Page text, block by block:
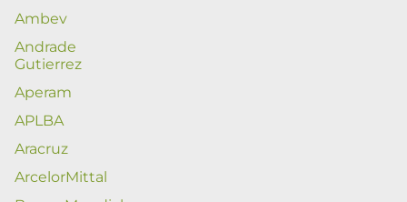
Ambev
Andrade
Gutierrez
Aperam
APLBA
Aracruz
ArcelorMittal